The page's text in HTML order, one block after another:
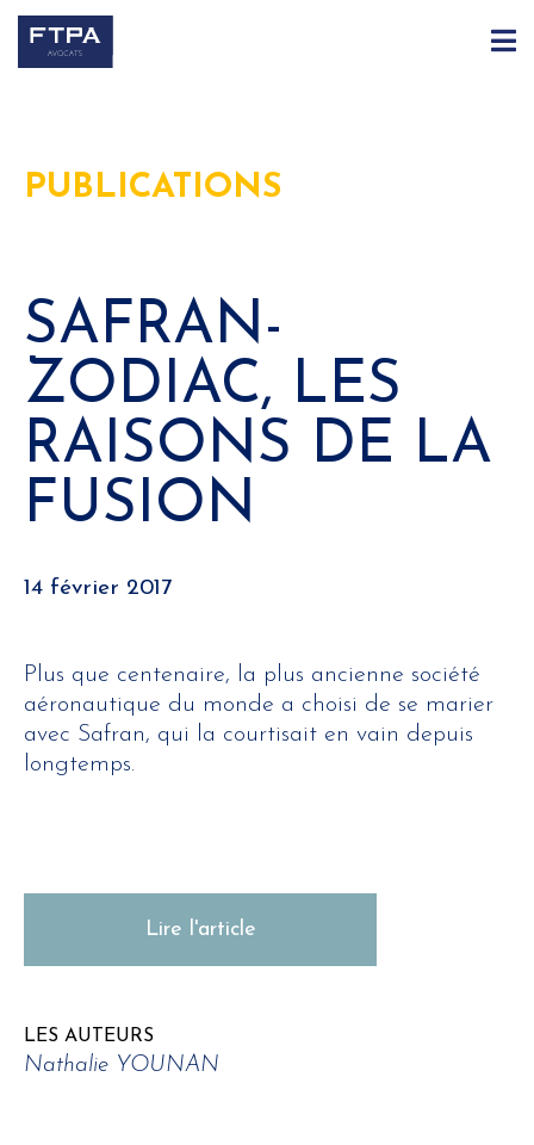
PUBLICATIONS
SAFRAN-
ZODIAC, LES
RAISONS DE LA
FUSION
14 février 2017
LES AUTEURS
Nathalie YOUNAN
Plus que centenaire, la plus ancienne société
aéronautique du monde a choisi de se marier
avec Safran, qui la courtisait en vain depuis
longtemps.
Lire l'article